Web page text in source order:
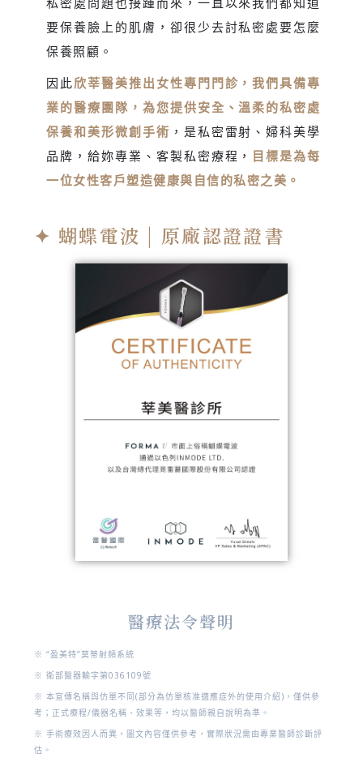
要保養臉上的肌膚，卻很少去討私密處要怎麼
保養照顧。
因此欣莘醫美推出女性專門門診，我們具備專
業的醫療團隊，為您提供安全、溫柔的私密處
保養和美形微創手術 ，是私密雷射、婦科美學
品牌，給妳專業、客製私密療程， 目標是為每
一位女性客戶塑造健康與自信的私密之美。
✦ 蝴蝶電波 | 原廠認證證書
醫療法令聲明
※ “盈美特”莫蒂射頻系統
※ 衛部醫器輸字第036109號
※ 本宣傳名稱與仿單不同(部分為仿單核准適應症外的使用介紹)，僅供參
考；正式療程/儀器名稱、效果等，均以醫師親自說明為準。
※ 手術療效因人而異，圖文內容僅供參考，實際狀況需由專業醫師診斷評
估。